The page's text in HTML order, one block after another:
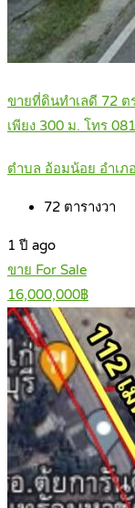
ขายที่ดินทำเลดี 72
เพียง 300 ม. โทร
ตำบล อ้อมน้อย อำเ
72 ตารางวา
1 ปี ago
ขาย For Sale
16,000,000฿